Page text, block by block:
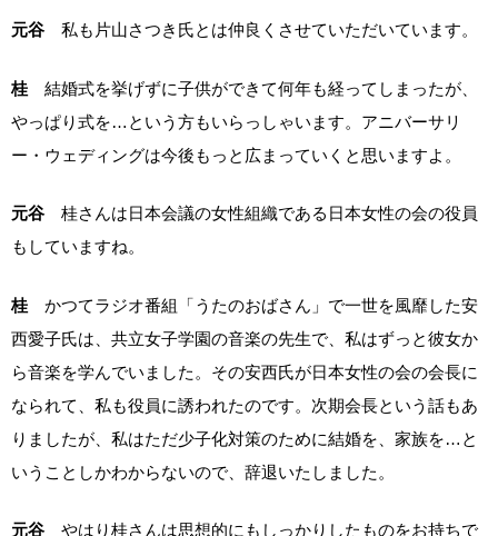
元谷 私も片山さつき氏とは仲良くさせていただいています。
桂 結婚式を挙げずに子供ができて何年も経ってしまったが、
やっぱり式を…という方もいらっしゃいます。アニバーサリ
ー・ウェディングは今後もっと広まっていくと思いますよ。
元谷 桂さんは日本会議の女性組織である日本女性の会の役員
もしていますね。
桂 かつてラジオ番組「うたのおばさん」で一世を風靡した安
西愛子氏は、共立女子学園の音楽の先生で、私はずっと彼女か
ら音楽を学んでいました。その安西氏が日本女性の会の会長に
なられて、私も役員に誘われたのです。次期会長という話もあ
りましたが、私はただ少子化対策のために結婚を、家族を…と
いうことしかわからないので、辞退いたしました。
元谷 やはり桂さんは思想的にもしっかりしたものをお持ちで